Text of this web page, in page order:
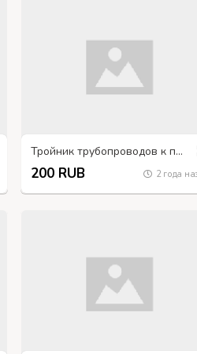
Тройник трубопроводов к передним тормозам. 51-3506033
200 RUB 2 года